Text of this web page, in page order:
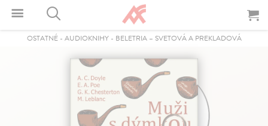
OSTATNÉ- AUDIOKNIHY- BELETRIA – SVETOVÁ A PREKLADOVÁ